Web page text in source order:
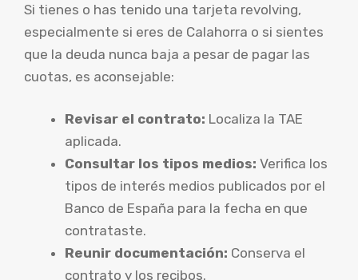
Si tienes o has tenido una tarjeta revolving,
especialmente si eres de Calahorra o si sientes
que la deuda nunca baja a pesar de pagar las
cuotas, es aconsejable:
Revisar el contrato: Localiza la TAE
aplicada.
Consultar los tipos medios: Verifica los
tipos de interés medios publicados por el
Banco de España para la fecha en que
contrataste.
Reunir documentación: Conserva el
contrato y los recibos.